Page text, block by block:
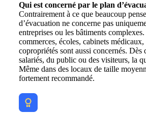
Qui est concerné par le plan
Contrairement à ce que beaucoup
d’évacuation ne concerne pas
entreprises ou les bâtiments
commerces, écoles, cabinets
copropriétés sont aussi concernés. Dès
salariés, du public ou des visiteurs, la
Même dans des locaux de taille
fortement recommandé.